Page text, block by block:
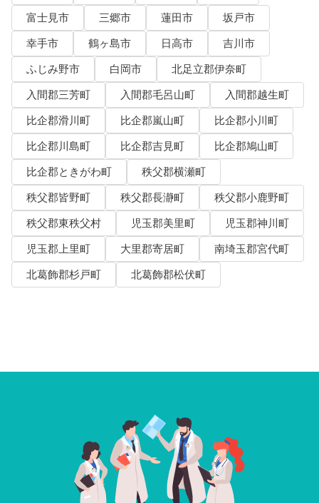
富士見市
三郷市 蓮田市
坂戸市
幸手市
鶴ヶ島市 日高市
吉川市
ふじみ野市
白岡市
北足立郡伊奈町
入間郡三芳町
入間郡毛呂山町
入間郡越生町
比企郡滑川町
比企郡嵐山町
比企郡小川町
比企郡川島町
比企郡吉見町
比企郡鳩山町
比企郡ときがわ町
秩父郡横瀬町
秩父郡皆野町
秩父郡長瀞町
秩父郡小鹿野町
秩父郡東秩父村
児玉郡美里町
児玉郡神川町
児玉郡上里町
大里郡寄居町
南埼玉郡宮代町
北葛飾郡杉戸町
北葛飾郡松伏町